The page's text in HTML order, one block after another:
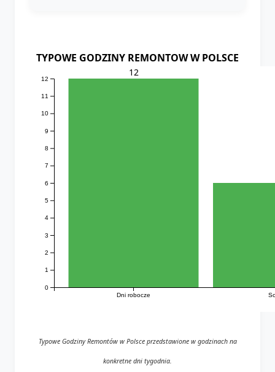
TYPOWE GODZINY REMONTOW W POLSCE
Dni robocze
0
1
2
3
4
5
6
7
8
9
10
11
12
12
Typowe Godziny Remontów w Polsce przedstawione w godzinach na
konkretne dni tygodnia.